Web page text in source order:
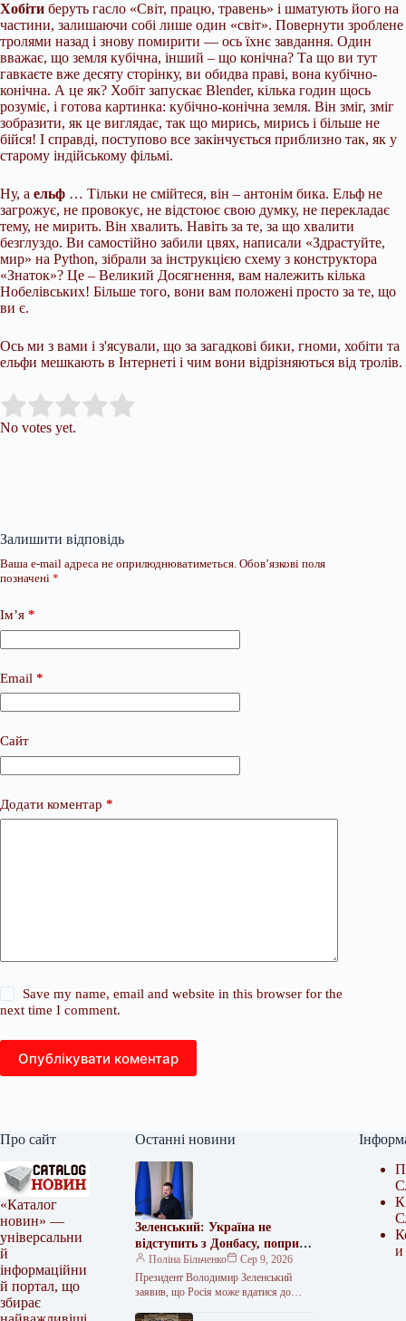
Хобіти беруть гасло «Світ, працю, травень» і шматують його на
частини, залишаючи собі лише один «світ». Повернути зроблене
тролями назад і знову помирити — ось їхнє завдання. Один
вважає, що земля кубічна, інший – що конічна? Та що ви тут
гавкаєте вже десяту сторінку, ви обидва праві, вона кубічно-
конічна. А це як? Хобіт запускає Blender, кілька годин щось
розуміє, і готова картинка: кубічно-конічна земля. Він зміг, зміг
зобразити, як це виглядає, так що мирись, мирись і більше не
бійся! І справді, поступово все закінчується приблизно так, як у
старому індійському фільмі.
Ну, а ельф … Тільки не смійтеся, він – антонім бика. Ельф не
загрожує, не провокує, не відстоює свою думку, не перекладає
тему, не мирить. Він хвалить. Навіть за те, за що хвалити
безглуздо. Ви самостійно забили цвях, написали «Здрастуйте,
мир» на Python, зібрали за інструкцією схему з конструктора
«Знаток»? Це – Великий Досягнення, вам належить кілька
Нобелівських! Більше того, вони вам положені просто за те, що
ви є.
Ось ми з вами і з'ясували, що за загадкові бики, гноми, хобіти та
ельфи мешкають в Інтернеті і чим вони відрізняються від тролів.
Rate this item:
No votes yet.
Залишити відповідь
Ваша e-mail адреса не оприлюднюватиметься. Обов’язкові поля
позначені *
Ім’я *
Email *
Сайт
Додати коментар *
Save my name, email and website in this browser for the
next time I comment.
Опублікувати коментар
Про сайт
«Каталог
новин» —
універсальни
й
інформаційни
й портал, що
збирає
Останні новини
Зеленський: Україна не
відступить з Донбасу, попри
плани РФ щодо мобілізації
Поліна Більченко
Сер 9, 2026
Президент Володимир Зеленський
заявив, що Росія може вдатися до
и